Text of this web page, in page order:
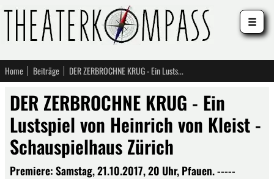
Home Beiträge DER ZERBROCHNE KRUG - Ein Lustspiel von Heinrich von Kleist - Schauspielhaus Zürich
DER ZERBROCHNE KRUG - Ein
Lustspiel von Heinrich von Kleist -
Schauspielhaus Zürich
Premiere: Samstag, 21.10.2017, 20 Uhr, Pfauen. -----
☰